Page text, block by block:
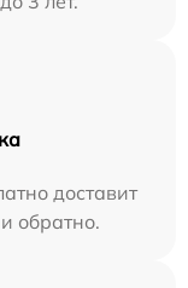
доставит
обратно.